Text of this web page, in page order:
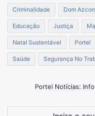
Criminalidade Dom
Educação Justiça
Natal Sustentável Portel
Saúde Segurança No
Portel Notícias: